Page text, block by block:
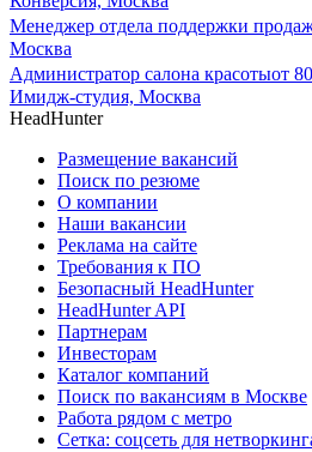
Менеджер отдела поддержки
Москва
Администратор салона красотыот
Имидж-студия, Москва
HeadHunter
Размещение вакансий
Поиск по резюме
О компании
Наши вакансии
Реклама на сайте
Требования к ПО
Безопасный HeadHunter
HeadHunter API
Партнерам
Инвесторам
Каталог компаний
Поиск по вакансиям в Москве
Работа рядом с метро
Сетка: соцсеть для